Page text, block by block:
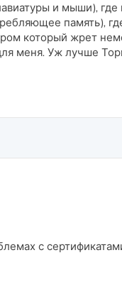
и мыши),
память),
который жрет
меня. Уж лучше
с